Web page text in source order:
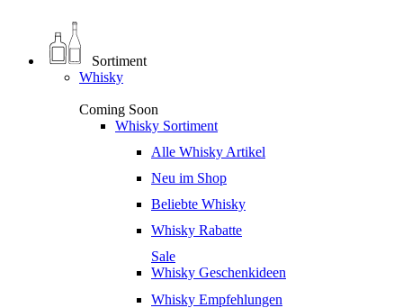
Sortiment
Whisky
Coming Soon
Whisky Sortiment
Alle Whisky Artikel
Neu im Shop
Beliebte Whisky
Whisky Rabatte
Sale
Whisky Geschenkideen
Whisky Empfehlungen